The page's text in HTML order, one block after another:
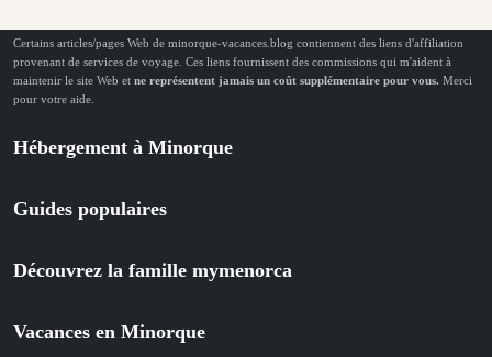
Certains articles/pages Web de minorque-vacances.blog contiennent des liens d'affiliation
provenant de services de voyage. Ces liens fournissent des commissions qui m'aident à
maintenir le site Web et ne représentent jamais un coût supplémentaire pour vous. Merci
pour votre aide.
Hébergement à Minorque
Guides populaires
Découvrez la famille mymenorca
Vacances en Minorque